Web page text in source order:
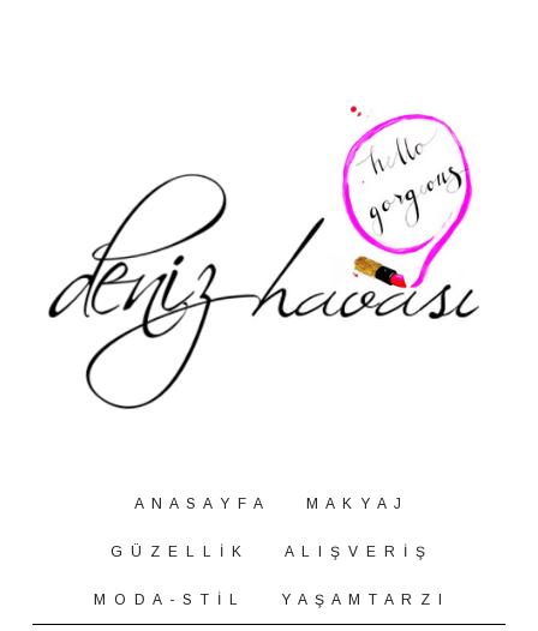
A N A S A Y F A M A K Y A J
G Ü Z E L L İ K A L I Ş V E R İ Ş
M O D A - S T İ L Y A Ş A M T A R Z I